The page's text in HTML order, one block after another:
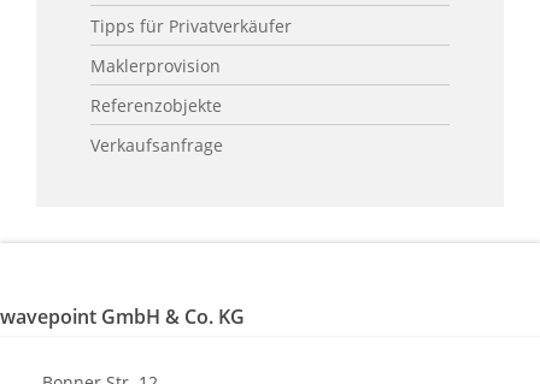
wavepoint GmbH & Co. KG
Tipps für Privatverkäufer
Maklerprovision
Referenzobjekte
Verkaufsanfrage